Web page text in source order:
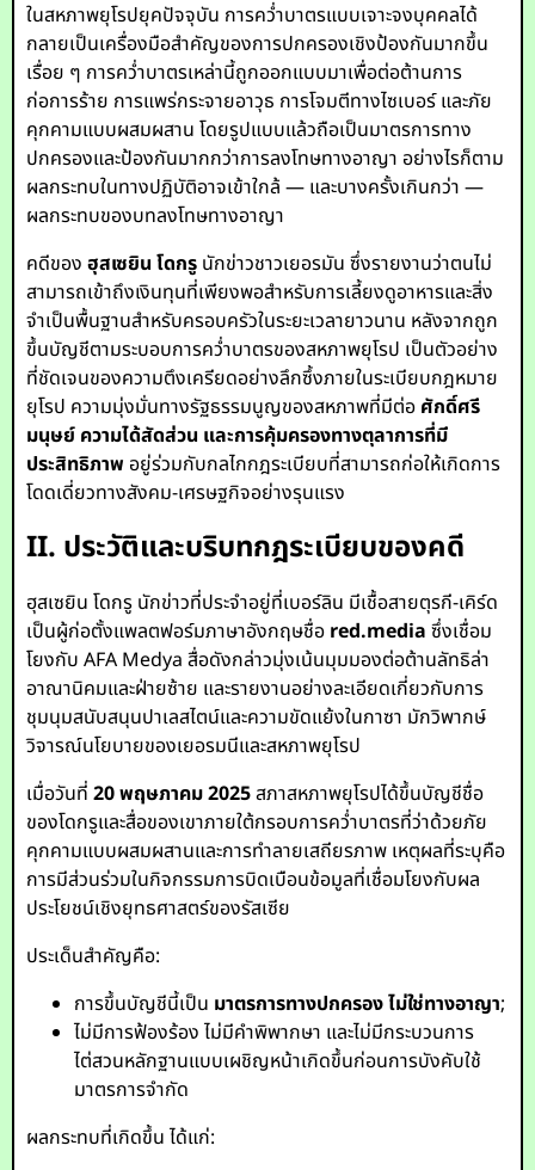
ในสหภาพยุโรปยุคปัจจุบัน การคว่ำบาตรแบบเจาะจงบุคคลได้
กลายเป็นเครื่องมือสำคัญของการปกครองเชิงป้องกันมากขึ้น
เรื่อย ๆ การคว่ำบาตรเหล่านี้ถูกออกแบบมาเพื่อต่อต้านการ
ก่อการร้าย การแพร่กระจายอาวุธ การโจมตีทางไซเบอร์ และภัย
คุกคามแบบผสมผสาน โดยรูปแบบแล้วถือเป็นมาตรการทาง
ปกครองและป้องกันมากกว่าการลงโทษทางอาญา อย่างไรก็ตาม
ผลกระทบในทางปฏิบัติอาจเข้าใกล้ — และบางครั้งเกินกว่า —
ผลกระทบของบทลงโทษทางอาญา
คดีของฮุสเซยิน โดกรู นักข่าวชาวเยอรมัน ซึ่งรายงานว่าตนไม่
สามารถเข้าถึงเงินทุนที่เพียงพอสำหรับการเลี้ยงดูอาหารและสิ่ง
จำเป็นพื้นฐานสำหรับครอบครัวในระยะเวลายาวนาน หลังจากถูก
ขึ้นบัญชีตามระบอบการคว่ำบาตรของสหภาพยุโรป เป็นตัวอย่าง
ที่ชัดเจนของความตึงเครียดอย่างลึกซึ้งภายในระเบียบกฎหมาย
ยุโรป ความมุ่งมั่นทางรัฐธรรมนูญของสหภาพที่มีต่อ ศักดิ์ศรี
มนุษย์ ความได้สัดส่วน และการคุ้มครองทางตุลาการที่มี
ประสิทธิภาพ อยู่ร่วมกับกลไกกฎระเบียบที่สามารถก่อให้เกิดการ
โดดเดี่ยวทางสังคม-เศรษฐกิจอย่างรุนแรง
II. ประวัติและบริบทกฎระเบียบของคดี
ฮุสเซยิน โดกรู นักข่าวที่ประจำอยู่ที่เบอร์ลิน มีเชื้อสายตุรกี-เคิร์ด
เป็นผู้ก่อตั้งแพลตฟอร์มภาษาอังกฤษชื่อ red.media ซึ่งเชื่อม
โยงกับ AFA Medya สื่อดังกล่าวมุ่งเน้นมุมมองต่อต้านลัทธิล่า
อาณานิคมและฝ่ายซ้าย และรายงานอย่างละเอียดเกี่ยวกับการ
ชุมนุมสนับสนุนปาเลสไตน์และความขัดแย้งในกาซา มักวิพากษ์
วิจารณ์นโยบายของเยอรมนีและสหภาพยุโรป
เมื่อวันที่20 พฤษภาคม 2025สภาสหภาพยุโรปได้ขึ้นบัญชีชื่อ
ของโดกรูและสื่อของเขาภายใต้กรอบการคว่ำบาตรที่ว่าด้วยภัย
คุกคามแบบผสมผสานและการทำลายเสถียรภาพ เหตุผลที่ระบุคือ
การมีส่วนร่วมในกิจกรรมการบิดเบือนข้อมูลที่เชื่อมโยงกับผล
ประโยชน์เชิงยุทธศาสตร์ของรัสเซีย
ประเด็นสำคัญคือ:
การขึ้นบัญชีนี้เป็น มาตรการทางปกครอง ไม่ใช่ทางอาญา;
ไม่มีการฟ้องร้อง ไม่มีคำพิพากษา และไม่มีกระบวนการ
ไต่สวนหลักฐานแบบเผชิญหน้าเกิดขึ้นก่อนการบังคับใช้
มาตรการจำกัด
ผลกระทบที่เกิดขึ้น ได้แก่: